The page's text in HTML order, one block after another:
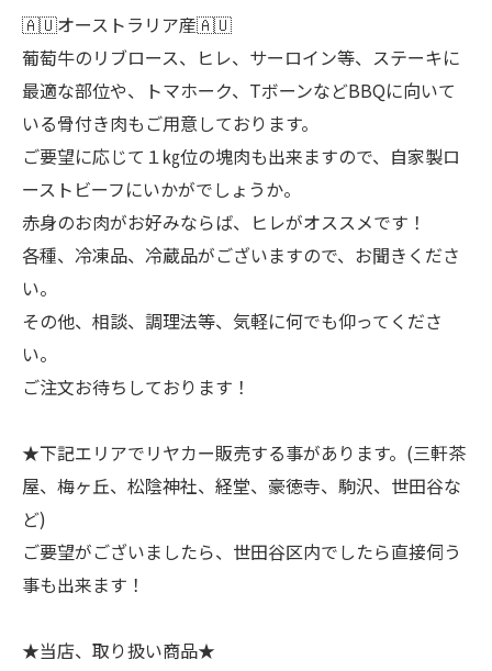
🇦🇺オーストラリア産🇦🇺
葡萄牛のリブロース、ヒレ、サーロイン等、ステーキに
最適な部位や、トマホーク、TボーンなどBBQに向いて
いる骨付き肉もご用意しております。
ご要望に応じて１㎏位の塊肉も出来ますので、自家製ロ
ーストビーフにいかがでしょうか。
赤身のお肉がお好みならば、ヒレがオススメです！
各種、冷凍品、冷蔵品がございますので、お聞きくださ
い。
その他、相談、調理法等、気軽に何でも仰ってくださ
い。
ご注文お待ちしております！
★下記エリアでリヤカー販売する事があります。(三軒茶
屋、梅ヶ丘、松陰神社、経堂、豪徳寺、駒沢、世田谷な
ど)
ご要望がございましたら、世田谷区内でしたら直接伺う
事も出来ます！
★当店、取り扱い商品★